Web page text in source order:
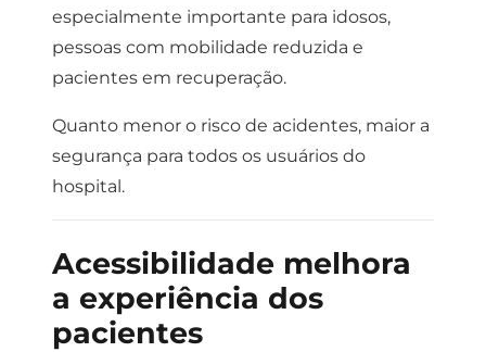
especialmente importante para idosos,
pessoas com mobilidade reduzida e
pacientes em recuperação.
Quanto menor o risco de acidentes, maior a
segurança para todos os usuários do
hospital.
Acessibilidade melhora
a experiência dos
pacientes